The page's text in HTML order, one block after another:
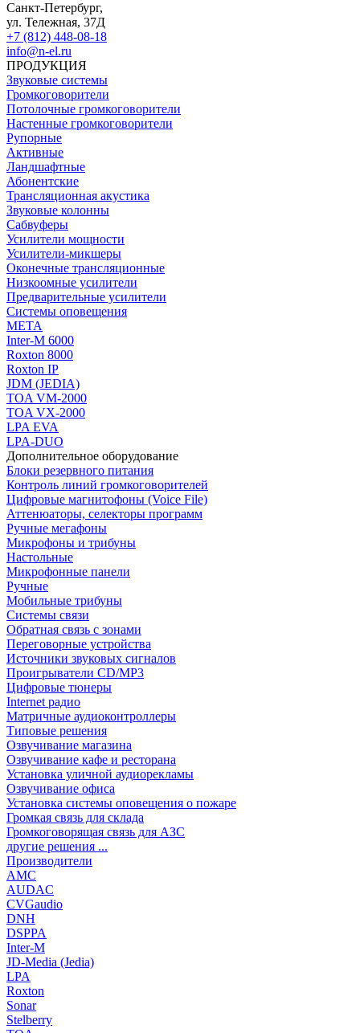
Санкт-Петербург,
ул. Тележная, 37Д
+7 (812) 448-08-18
info@n-el.ru
ПРОДУКЦИЯ
Звуковые системы
Громкоговорители
Потолочные громкоговорители
Настенные громкоговорители
Рупорные
Активные
Ландшафтные
Абонентские
Трансляционная акустика
Звуковые колонны
Сабвуферы
Усилители мощности
Усилители-микшеры
Оконечные трансляционные
Низкоомные усилители
Предварительные усилители
Системы оповещения
МЕТА
Inter-M 6000
Roxton 8000
Roxton IP
JDM (JEDIA)
TOA VM-2000
TOA VX-2000
LPA EVA
LPA-DUO
Дополнительное оборудование
Блоки резервного питания
Контроль линий громкоговорителей
Цифровые магнитофоны (Voice File)
Аттенюаторы, селекторы программ
Ручные мегафоны
Микрофоны и трибуны
Настольные
Микрофонные панели
Ручные
Мобильные трибуны
Системы связи
Обратная связь с зонами
Переговорные устройства
Источники звуковых сигналов
Проигрыватели CD/MP3
Цифровые тюнеры
Internet радио
Матричные аудиоконтроллеры
Типовые решения
Озвучивание магазина
Озвучивание кафе и ресторана
Установка уличной аудиорекламы
Озвучивание офиса
Установка системы оповещения о пожаре
Громкая связь для склада
Громкоговорящая связь для АЗС
другие решения ...
Производители
AMC
AUDAC
CVGaudio
DNH
DSPPA
Inter-M
JD-Media (Jedia)
LPA
Roxton
Sonar
Stelberry